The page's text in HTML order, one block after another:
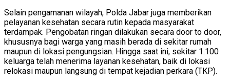
Selain pengamanan wilayah, Polda Jabar juga memberikan
pelayanan kesehatan secara rutin kepada masyarakat
terdampak. Pengobatan ringan dilakukan secara door to door,
khususnya bagi warga yang masih berada di sekitar rumah
maupun di lokasi pengungsian. Hingga saat ini, sekitar 1.100
keluarga telah menerima layanan kesehatan, baik di lokasi
relokasi maupun langsung di tempat kejadian perkara (TKP).